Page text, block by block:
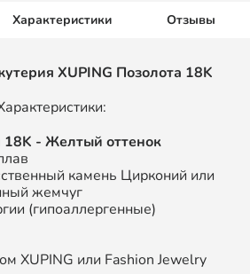
Характеристики Отзывы
XUPING Позолота 18K
18K - Желтый оттенок
камень Цирконий или
жемчуг
(гипоаллергенные)
XUPING или Fashion Jewelry